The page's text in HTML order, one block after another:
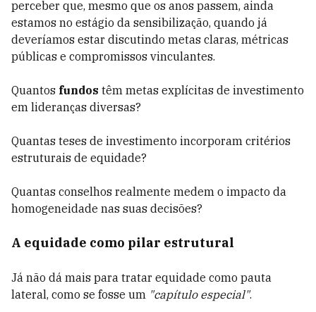
perceber que, mesmo que os anos passem, ainda
estamos no estágio da sensibilização, quando já
deveríamos estar discutindo metas claras, métricas
públicas e compromissos vinculantes.
Quantos fundos têm metas explícitas de investimento
em lideranças diversas?
Quantas teses de investimento incorporam critérios
estruturais de equidade?
Quantas conselhos realmente medem o impacto da
homogeneidade nas suas decisões?
A equidade como pilar estrutural
Já não dá mais para tratar equidade como pauta
lateral, como se fosse um "capítulo especial".